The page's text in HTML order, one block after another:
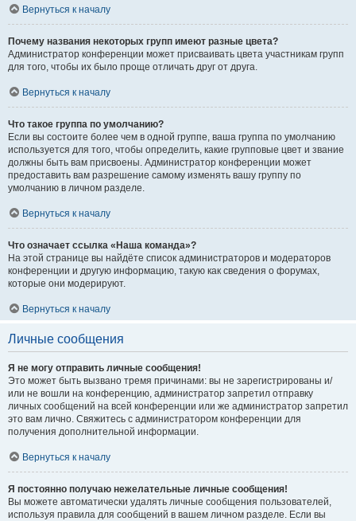
Вернуться к началу
Почему названия некоторых групп имеют разные цвета?
Администратор конференции может присваивать цвета участникам групп
для того, чтобы их было проще отличать друг от друга.
Вернуться к началу
Что такое группа по умолчанию?
Если вы состоите более чем в одной группе, ваша группа по умолчанию
используется для того, чтобы определить, какие групповые цвет и звание
должны быть вам присвоены. Администратор конференции может
предоставить вам разрешение самому изменять вашу группу по
умолчанию в личном разделе.
Вернуться к началу
Что означает ссылка «Наша команда»?
На этой странице вы найдёте список администраторов и модераторов
конференции и другую информацию, такую как сведения о форумах,
которые они модерируют.
Вернуться к началу
Личные сообщения
Я не могу отправить личные сообщения!
Это может быть вызвано тремя причинами: вы не зарегистрированы и/
или не вошли на конференцию, администратор запретил отправку
личных сообщений на всей конференции или же администратор запретил
это вам лично. Свяжитесь с администратором конференции для
получения дополнительной информации.
Вернуться к началу
Я постоянно получаю нежелательные личные сообщения!
Вы можете автоматически удалять личные сообщения пользователей,
используя правила для сообщений в вашем личном разделе. Если вы